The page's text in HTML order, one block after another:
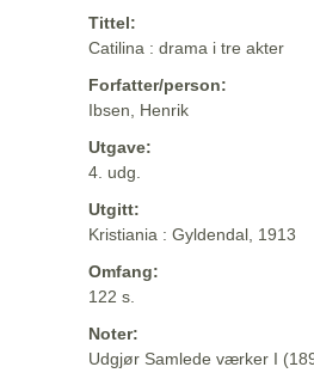
Tittel:
Catilina : drama i tre akter
Forfatter/person:
Ibsen, Henrik
Utgave:
4. udg.
Utgitt:
Kristiania : Gyldendal, 1913
Omfang:
122 s.
Noter:
Udgjør Samlede værker I